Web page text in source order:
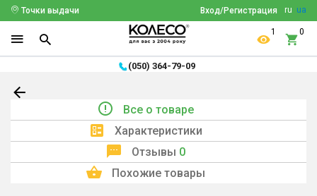
ru ua
Вход/Регистрация
Точки выдачи
1 0
(050) 364-79-09
Все о товаре
Характеристики
Отзывы 0
Похожие товары